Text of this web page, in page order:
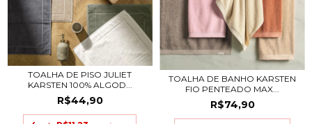
TOALHA DE PISO JULIET
KARSTEN 100% ALGOD...
R$44,90
TOALHA DE BANHO KARSTEN
FIO PENTEADO MAX...
R$74,90